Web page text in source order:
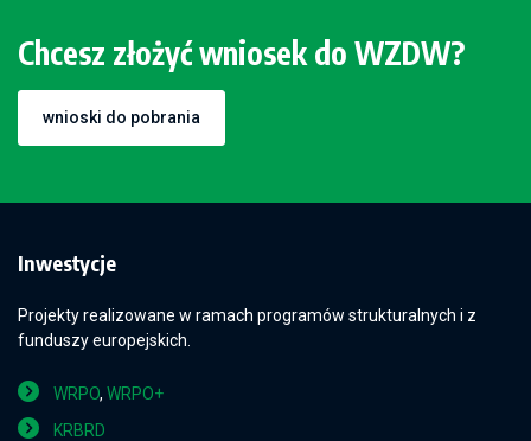
Chcesz złożyć wniosek do WZDW?
wnioski do pobrania
Inwestycje
Projekty realizowane w ramach programów strukturalnych i z
funduszy europejskich.
WRPO, WRPO+
KRBRD